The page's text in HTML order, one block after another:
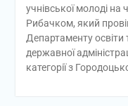
учнівської молоді на
Рибачком, який
Департаменту освіти
державної
категорії з